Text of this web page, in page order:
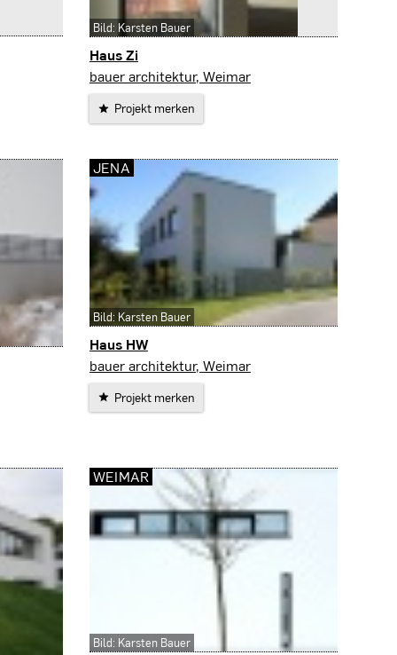
Haus Zi
Weimar
bauer architektur, Weimar
Projekt merken
Bild: Karsten Bauer
Haus HW
Jena
bauer architektur, Weimar
Projekt merken
JENA
Bild: Karsten Bauer
WEIMAR
Bild: Karsten Bauer